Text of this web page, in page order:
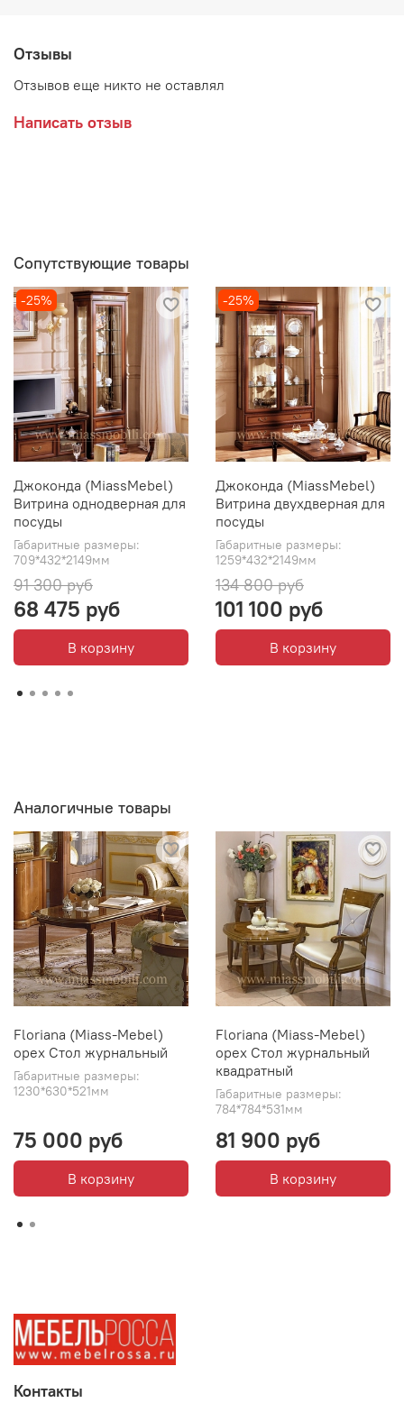
Отзывы
Отзывов еще никто не оставлял
Написать отзыв
Сопутствующие товары
-25%
Джоконда (MiassMebel)
Витрина однодверная для
посуды
Габаритные размеры:
709*432*2149мм
91 300 руб
68 475 руб
В корзину
-25%
Джоконда (MiassMebel)
Витрина двухдверная для
посуды
Габаритные размеры:
1259*432*2149мм
134 800 руб
101 100 руб
В корзину
Аналогичные товары
Floriana (Miass-Mebel)
орех Стол журнальный
Габаритные размеры:
1230*630*521мм
75 000 руб
В корзину
Floriana (Miass-Mebel)
орех Стол журнальный
квадратный
Габаритные размеры:
784*784*531мм
81 900 руб
В корзину
Контакты